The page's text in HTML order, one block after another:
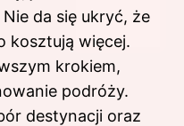
Nie da się ukryć, że
kosztują więcej.
krokiem,
podróży.
destynacji oraz